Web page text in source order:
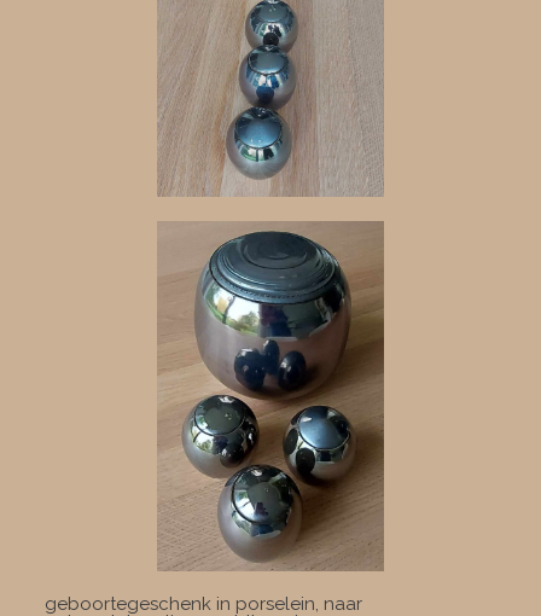
geboortegeschenk in porselein, naar